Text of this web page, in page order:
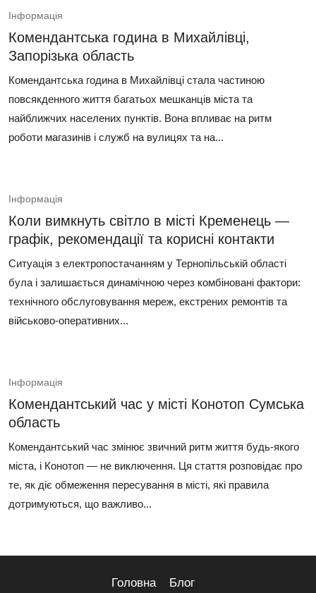
Інформація
Комендантська година в Михайлівці,
Запорізька область
Комендантська година в Михайлівці стала частиною
повсякденного життя багатьох мешканців міста та
найближчих населених пунктів. Вона впливає на ритм
роботи магазинів і служб на вулицях та на...
Інформація
Коли вимкнуть світло в місті Кременець —
графік, рекомендації та корисні контакти
Ситуація з електропостачанням у Тернопільській області
була і залишається динамічною через комбіновані фактори:
технічного обслуговування мереж, екстрених ремонтів та
військово-оперативних...
Інформація
Комендантський час у місті Конотоп Сумська
область
Комендантський час змінює звичний ритм життя будь‑якого
міста, і Конотоп — не виключення. Ця стаття розповідає про
те, як діє обмеження пересування в місті, які правила
дотримуються, що важливо...
Головна Блог